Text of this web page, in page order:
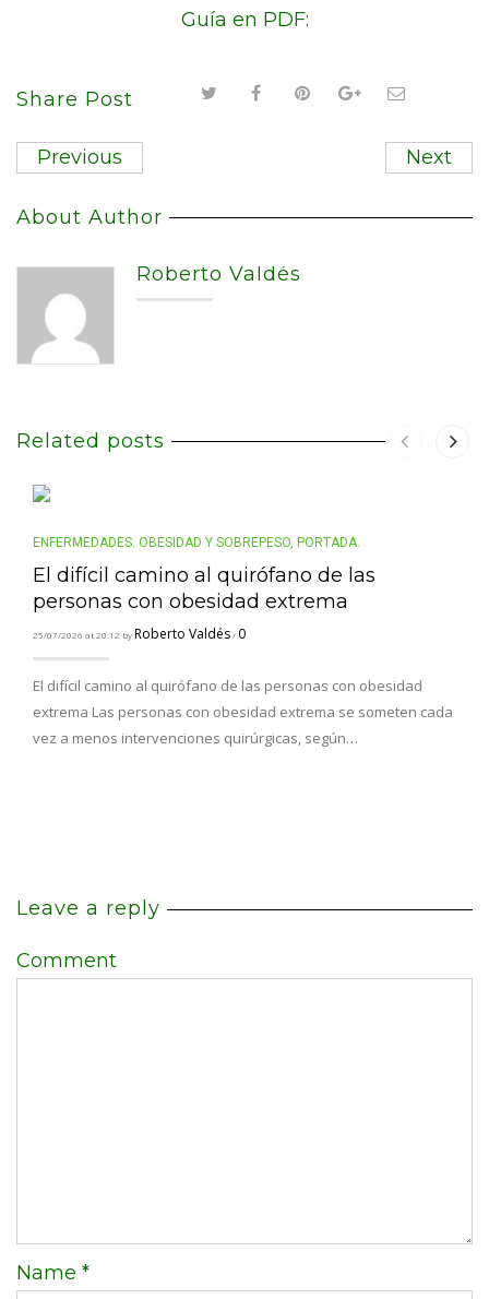
Guía en PDF:
Share Post
Previous Next
About Author
Roberto Valdés
Related posts
ENFERMEDADES. OBESIDAD Y SOBREPESO, PORTADA.
El difícil camino al quirófano de las
personas con obesidad extrema
25/07/2026 at 20:12 byRoberto Valdés/ 0
El difícil camino al quirófano de las personas con obesidad
extrema Las personas con obesidad extrema se someten cada
vez a menos intervenciones quirúrgicas, según…
Leave a reply
Comment
Name *